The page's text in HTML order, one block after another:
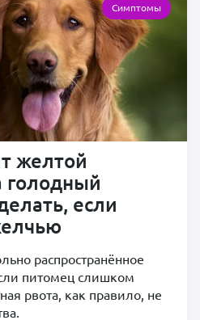
желтой
голодный
если
распространённое
питомец слишком
рвота, как правило, не
Симптомы